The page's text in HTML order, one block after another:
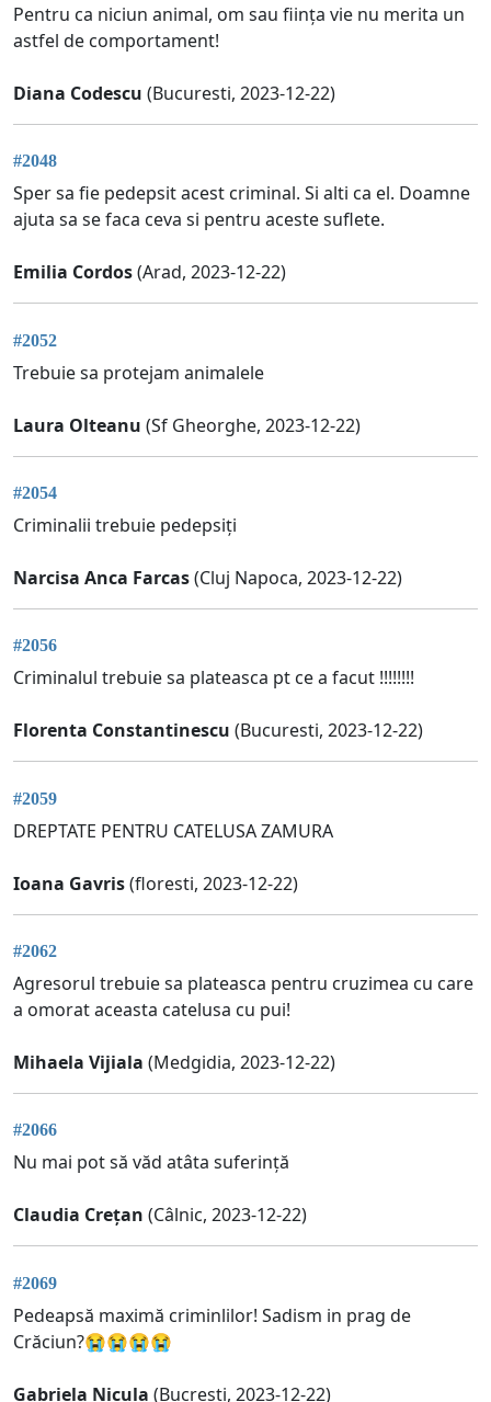
Pentru ca niciun animal, om sau ființa vie nu merita un
astfel de comportament!
Diana Codescu (Bucuresti, 2023-12-22)
#2048
Sper sa fie pedepsit acest criminal. Si alti ca el. Doamne
ajuta sa se faca ceva si pentru aceste suflete.
Emilia Cordos(Arad, 2023-12-22)
#2052
Trebuie sa protejam animalele
Laura Olteanu (Sf Gheorghe, 2023-12-22)
#2054
Criminalii trebuie pedepsiți
Narcisa Anca Farcas(Cluj Napoca, 2023-12-22)
#2056
Criminalul trebuie sa plateasca pt ce a facut !!!!!!!!
Florenta Constantinescu (Bucuresti, 2023-12-22)
#2059
DREPTATE PENTRU CATELUSA ZAMURA
Ioana Gavris(floresti, 2023-12-22)
#2062
Agresorul trebuie sa plateasca pentru cruzimea cu care
a omorat aceasta catelusa cu pui!
Mihaela Vijiala (Medgidia, 2023-12-22)
#2066
Nu mai pot să văd atâta suferință
Claudia Crețan (Câlnic, 2023-12-22)
#2069
Pedeapsă maximă criminlilor! Sadism in prag de
Crăciun?😭😭😭😭
Gabriela Nicula (Bucresti, 2023-12-22)